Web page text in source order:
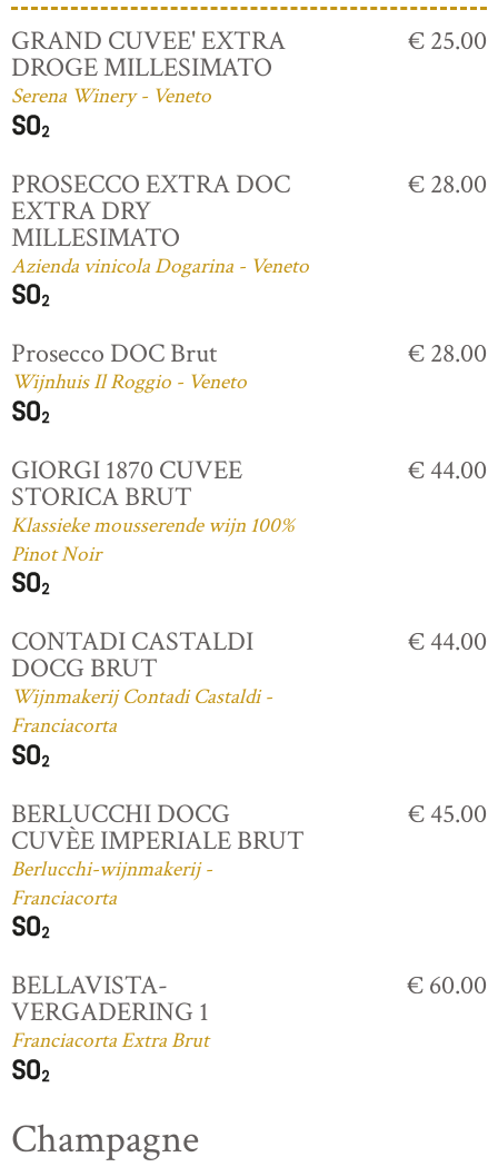
GRAND CUVEE' EXTRA
DROGE MILLESIMATO
Serena Winery - Veneto
€ 25.00
PROSECCO EXTRA DOC
EXTRA DRY
MILLESIMATO
Azienda vinicola Dogarina - Veneto
€ 28.00
Prosecco DOC Brut
Wijnhuis Il Roggio - Veneto
€ 28.00
GIORGI 1870 CUVEE
STORICA BRUT
Klassieke mousserende wijn 100%
Pinot Noir
€ 44.00
CONTADI CASTALDI
DOCG BRUT
Wijnmakerij Contadi Castaldi -
Franciacorta
€ 44.00
BERLUCCHI DOCG
CUVÈE IMPERIALE BRUT
Berlucchi-wijnmakerij -
Franciacorta
€ 45.00
BELLAVISTA-
VERGADERING 1
Franciacorta Extra Brut
€ 60.00
Champagne